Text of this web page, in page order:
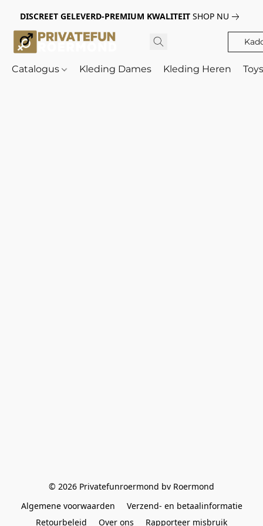
DISCREET GELEVERD-PREMIUM KWALITEIT SHOP NU
Catalogus Kleding Dames Kleding Heren
© 2026 Privatefunroermond bv Roermond
Algemene voorwaarden
Verzend- en betaalinformatie
Retourbeleid
Over ons Rapporteer misbruik